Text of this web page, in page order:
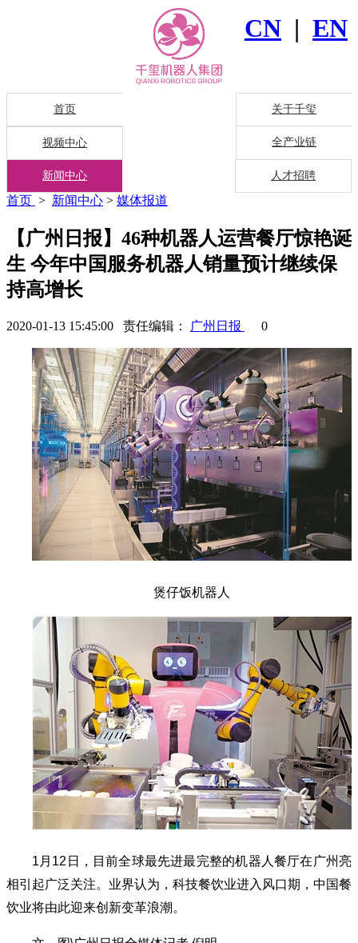
CN | EN
首页 关于千玺
视频中心 全产业链
新闻中心 人才招聘
首页 > 新闻中心 > 媒体报道
【广州日报】46种机器人运营餐厅惊艳诞
生 今年中国服务机器人销量预计继续保
持高增长
2020-01-13 15:45:00 责任编辑： 广州日报 0
煲仔饭机器人
1月12日，目前全球最先进最完整的机器人餐厅在广州亮
相引起广泛关注。业界认为，科技餐饮业进入风口期，中国餐
饮业将由此迎来创新变革浪潮。